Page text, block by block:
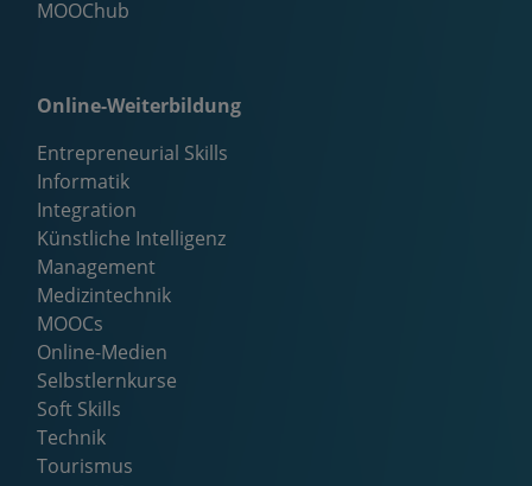
MOOChub
Online-Weiterbildung
Entrepreneurial Skills
Informatik
Integration
Künstliche Intelligenz
Management
Medizintechnik
MOOCs
Online-Medien
Selbstlernkurse
Soft Skills
Technik
Tourismus